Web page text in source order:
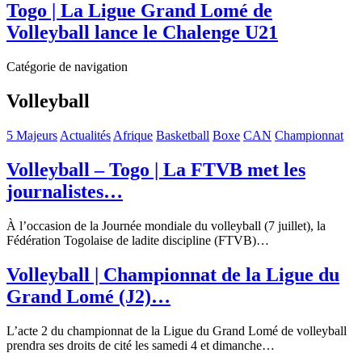
Togo | La Ligue Grand Lomé de
Volleyball lance le Chalenge U21
Catégorie de navigation
Volleyball
5 Majeurs Actualités Afrique Basketball Boxe CAN Championnat
Volleyball – Togo | La FTVB met les
journalistes…
À l’occasion de la Journée mondiale du volleyball (7 juillet), la
Fédération Togolaise de ladite discipline (FTVB)…
Volleyball | Championnat de la Ligue du
Grand Lomé (J2)…
L’acte 2 du championnat de la Ligue du Grand Lomé de volleyball
prendra ses droits de cité les samedi 4 et dimanche…